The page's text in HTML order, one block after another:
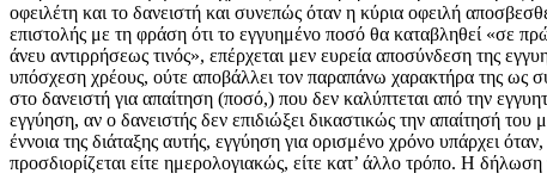
οφειλέτη και το δανειστή και συνεπώς όταν η κύρια οφειλή
επιστολής με τη φράση ότι το εγγυημένο ποσό θα καταβληθεί «σε
άνευ αντιρρήσεως τινός», επέρχεται μεν ευρεία αποσύνδεση της
υπόσχεση χρέους, ούτε αποβάλλει τον παραπάνω χαρακτήρα της ως
στο δανειστή για απαίτηση (ποσό,) που δεν καλύπτεται από την
εγγύηση, αν ο δανειστής δεν επιδιώξει δικαστικώς την απαίτησή
έννοια της διάταξης αυτής, εγγύηση για ορισμένο χρόνο υπάρχει
προσδιορίζεται είτε ημερολογιακώς, είτε κατ’ άλλο τρόπο. Η